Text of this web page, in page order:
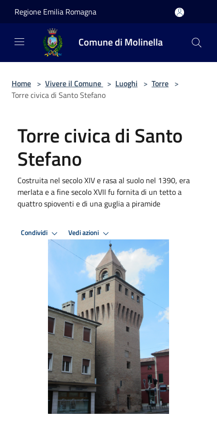
Regione Emilia Romagna
Comune di Molinella
Home > Vivere il Comune > Luoghi > Torre >
Torre civica di Santo Stefano
Torre civica di Santo
Stefano
Costruita nel secolo XIV e rasa al suolo nel 1390, era
merlata e a fine secolo XVII fu fornita di un tetto a
quattro spioventi e di una guglia a piramide
Condividi Vedi azioni